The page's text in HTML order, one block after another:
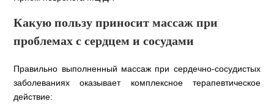
Какую пользу приносит массаж при
проблемах с сердцем и сосудами
Правильно выполненный массаж при сердечно-сосудистых
заболеваниях оказывает комплексное терапевтическое
действие: